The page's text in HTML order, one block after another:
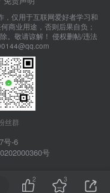
，仅用于互联网爱好者学习和
商业用途，否则后果自负；
。敬请谅解！ 侵权删帖/违法
丝群
号-6
号
2 3